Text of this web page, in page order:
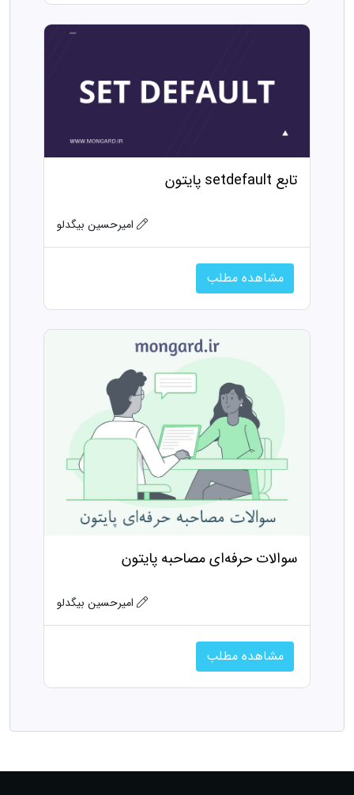
تابع setdefault پایتون
امیرحسین بیگدلو
مشاهده مطلب
سوالات حرفه‌ای مصاحبه پایتون
امیرحسین بیگدلو
مشاهده مطلب